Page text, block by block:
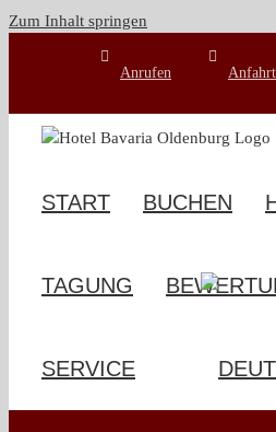
Zum Inhalt springen
Anrufen Anfahrt
START BUCHEN
TAGUNG
SERVICE